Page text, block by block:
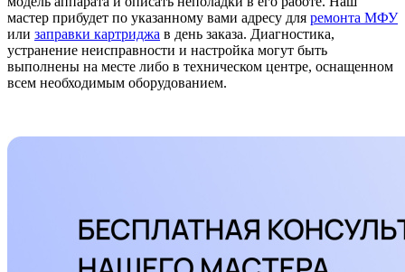
мастер прибудет по указанному вами адресу для ремонта МФУ
или заправки картриджа в день заказа. Диагностика,
устранение неисправности и настройка могут быть
выполнены на месте либо в техническом центре, оснащенном
всем необходимым оборудованием.